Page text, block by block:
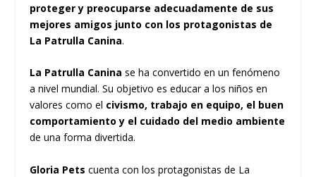
proteger y preocuparse adecuadamente de sus
mejores amigos junto con los protagonistas de
La Patrulla Canina.
La Patrulla Canina se ha convertido en un fenómeno
a nivel mundial. Su objetivo es educar a los niños en
valores como el civismo, trabajo en equipo, el buen
comportamiento y el cuidado del medio ambiente
de una forma divertida.
Gloria Pets cuenta con los protagonistas de La